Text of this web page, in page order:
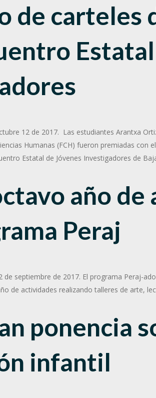
de carteles
12 de 2017. Las estudiantes Arantxa
Humanas (FCH) fueron premiadas con
Estatal de Jóvenes Investigadores de
año
Peraj
de septiembre de 2017. El programa Peraj-
de actividades realizando talleres de arte,
ponencia
infantil